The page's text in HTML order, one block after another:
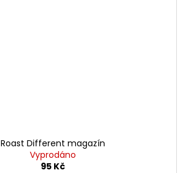
Roast Different magazín
Vyprodáno
95 Kč